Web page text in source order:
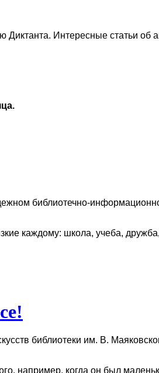
Интересные статьи об
библиотечно-
каждому: школа, учеба,
библиотеки им. В.
например, когда он был